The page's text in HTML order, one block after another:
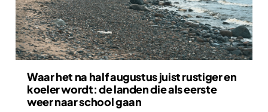
Waar het na half augustus juist rustiger en
koeler wordt: de landen die als eerste
weer naar school gaan